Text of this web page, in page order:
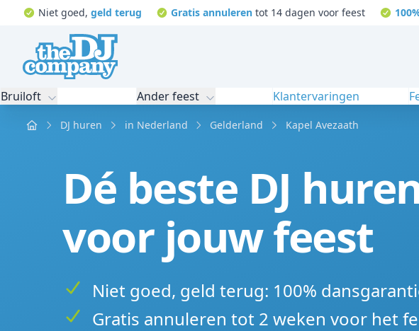
Niet goed, geld terug Gratis annuleren tot 14 dagen voor feest
Bruiloft Ander feest Klantervaringen
Home DJ huren in Nederland Gelderland Kapel Avezaath
Dé beste DJ
voor jouw feest
Niet goed, geld terug: 100%
Gratis annuleren tot 2 weken voor het